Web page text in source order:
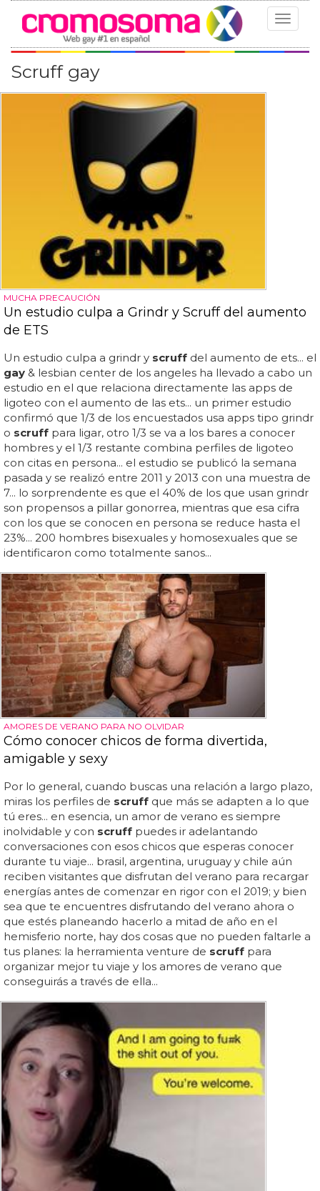
Toggle
Scruff gay
MUCHA PRECAUCIÓN
Un estudio culpa a Grindr y Scruff del aumento
de ETS
Un estudio culpa a grindr y scruff del aumento de ets... el
gay & lesbian center de los angeles ha llevado a cabo un
estudio en el que relaciona directamente las apps de
ligoteo con el aumento de las ets... un primer estudio
confirmó que 1/3 de los encuestados usa apps tipo grindr
o scruff para ligar, otro 1/3 se va a los bares a conocer
hombres y el 1/3 restante combina perfiles de ligoteo
con citas en persona... el estudio se publicó la semana
pasada y se realizó entre 2011 y 2013 con una muestra de
7... lo sorprendente es que el 40% de los que usan grindr
son propensos a pillar gonorrea, mientras que esa cifra
con los que se conocen en persona se reduce hasta el
23%... 200 hombres bisexuales y homosexuales que se
identificaron como totalmente sanos...
AMORES DE VERANO PARA NO OLVIDAR
Cómo conocer chicos de forma divertida,
amigable y sexy
Por lo general, cuando buscas una relación a largo plazo,
miras los perfiles de scruff que más se adapten a lo que
tú eres... en esencia, un amor de verano es siempre
inolvidable y con scruff puedes ir adelantando
conversaciones con esos chicos que esperas conocer
durante tu viaje... brasil, argentina, uruguay y chile aún
reciben visitantes que disfrutan del verano para recargar
energías antes de comenzar en rigor con el 2019; y bien
sea que te encuentres disfrutando del verano ahora o
que estés planeando hacerlo a mitad de año en el
hemisferio norte, hay dos cosas que no pueden faltarle a
tus planes: la herramienta venture de scruff para
organizar mejor tu viaje y los amores de verano que
conseguirás a través de ella...